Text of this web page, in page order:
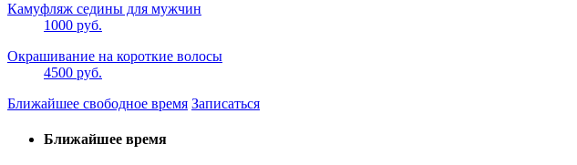
Камуфляж седины для мужчин
1000 руб.
Окрашивание на короткие волосы
4500 руб.
Ближайшее свободное время Записаться
Ближайшее время